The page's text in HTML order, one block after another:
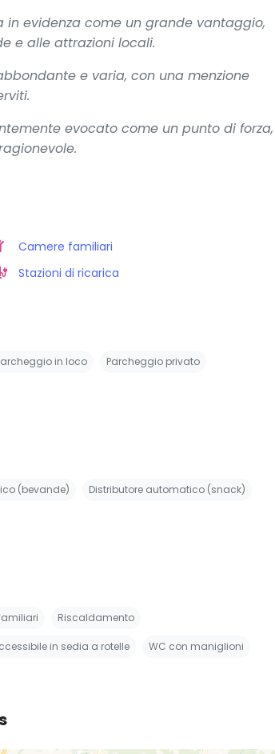
in evidenza come un grande vantaggio,
e alle attrazioni locali.
e varia, con una menzione
evocato come un punto di forza,
Camere familiari
Stazioni di ricarica
in loco Parcheggio privato
(bevande) Distributore automatico (snack)
Riscaldamento
in sedia a rotelle WC con maniglioni